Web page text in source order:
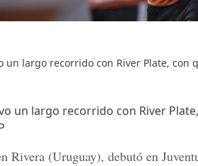
un largo recorrido con River Plate, con
un largo recorrido con River
Rivera (Uruguay), debutó en